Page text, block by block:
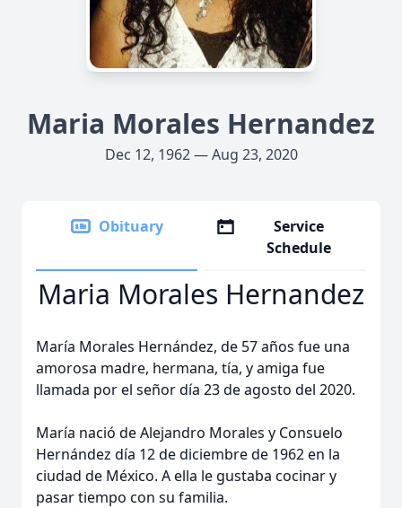
Maria Morales Hernandez
Dec 12, 1962 — Aug 23, 2020
Obituary
Service
Schedule
Maria Morales Hernandez
María Morales Hernández, de 57 años fue una
amorosa madre, hermana, tía, y amiga fue
llamada por el señor día 23 de agosto del 2020.
María nació de Alejandro Morales y Consuelo
Hernández día 12 de diciembre de 1962 en la
ciudad de México. A ella le gustaba cocinar y
pasar tiempo con su familia.